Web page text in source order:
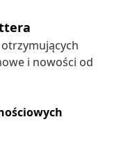
i nowości od